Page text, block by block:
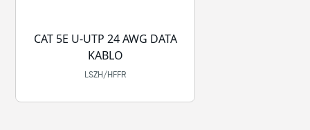
CAT 5E U-UTP 24 AWG DATA
KABLO
LSZH/HFFR